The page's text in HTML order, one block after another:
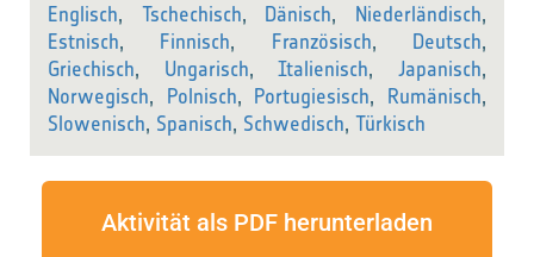
Englisch, Tschechisch, Dänisch, Niederländisch,
Estnisch, Finnisch, Französisch, Deutsch,
Griechisch, Ungarisch,Italienisch,Japanisch,
Norwegisch, Polnisch, Portugiesisch, Rumänisch,
Slowenisch, Spanisch, Schwedisch, Türkisch
Aktivität als PDF herunterladen